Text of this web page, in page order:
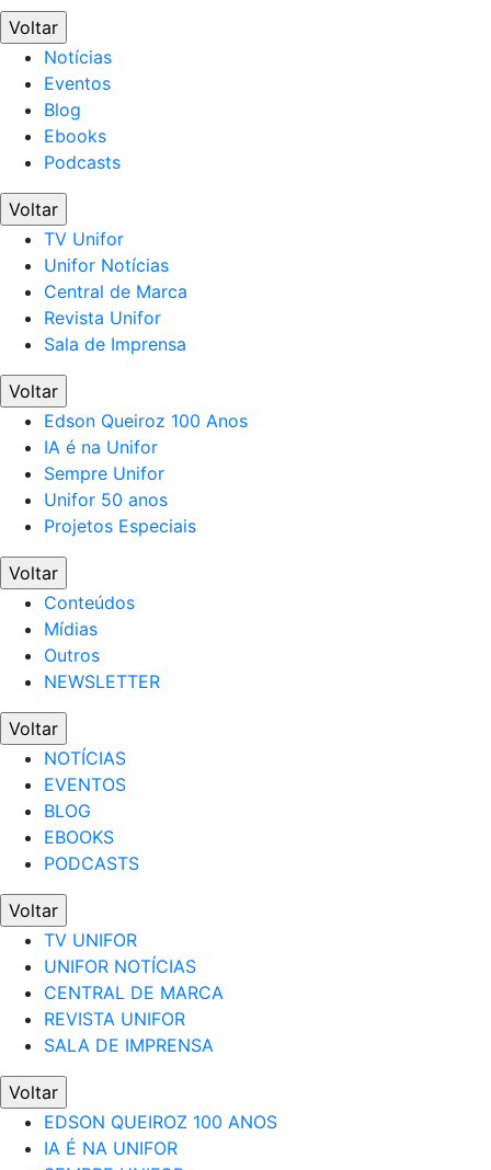
Voltar
Notícias
Eventos
Blog
Ebooks
Podcasts
Voltar
TV Unifor
Unifor Notícias
Central de Marca
Revista Unifor
Sala de Imprensa
Voltar
Edson Queiroz 100 Anos
IA é na Unifor
Sempre Unifor
Unifor 50 anos
Projetos Especiais
Voltar
Conteúdos
Mídias
Outros
NEWSLETTER
Voltar
NOTÍCIAS
EVENTOS
BLOG
EBOOKS
PODCASTS
Voltar
TV UNIFOR
UNIFOR NOTÍCIAS
CENTRAL DE MARCA
REVISTA UNIFOR
SALA DE IMPRENSA
Voltar
EDSON QUEIROZ 100 ANOS
IA É NA UNIFOR